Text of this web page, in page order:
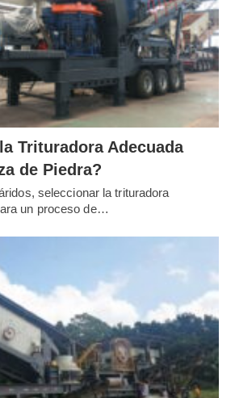
Trituradora Adecuada
de Piedra?
seleccionar la trituradora
un proceso de…